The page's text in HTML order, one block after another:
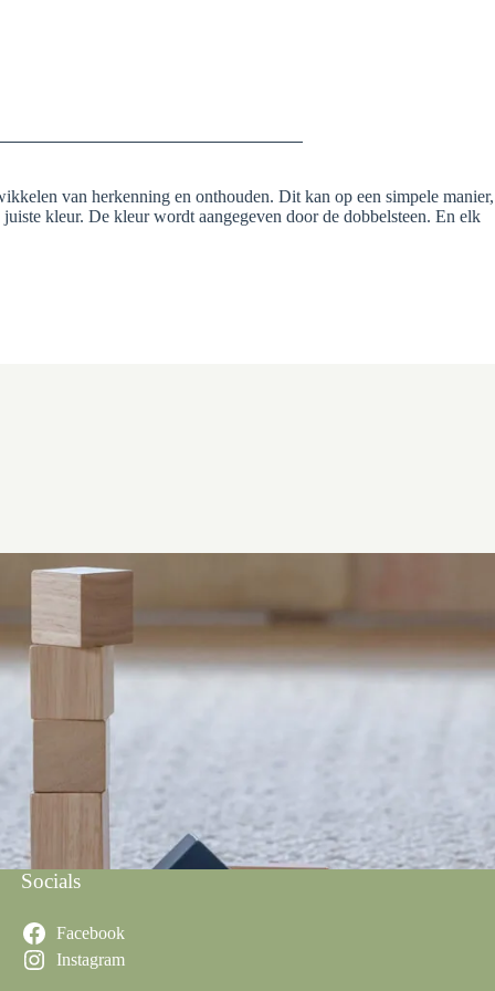
van herkenning en onthouden. Dit kan op een simpele manier,
kleur. De kleur wordt aangegeven door de dobbelsteen. En elk
Socials
Facebook
Instagram